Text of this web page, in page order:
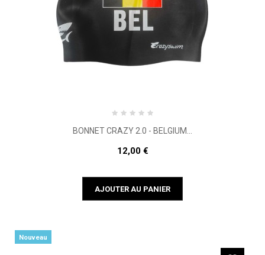
BONNET CRAZY 2.0 - BELGIUM...
12,00 €
AJOUTER AU PANIER
Nouveau